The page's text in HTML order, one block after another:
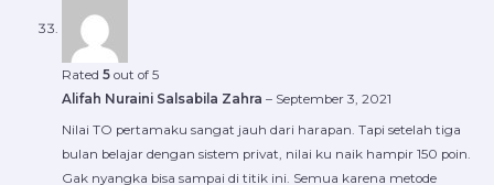
Rated 5out of 5
Alifah Nuraini Salsabila Zahra – September 3, 2021
Nilai TO pertamaku sangat jauh dari harapan. Tapi setelah tiga
bulan belajar dengan sistem privat, nilai ku naik hampir 150 poin.
Gak nyangka bisa sampai di titik ini. Semua karena metode